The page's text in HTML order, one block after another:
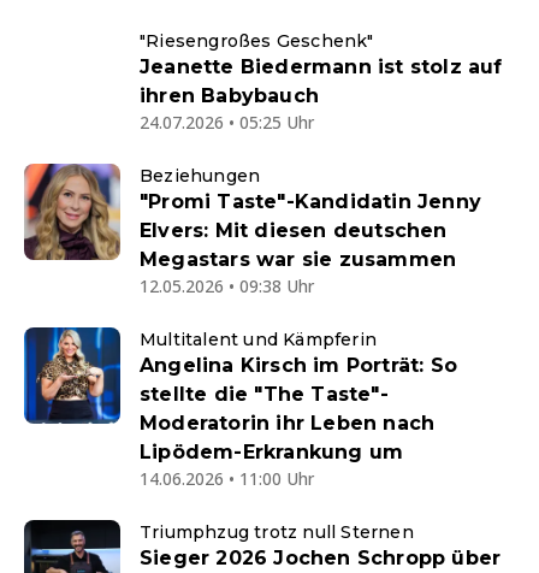
"Riesengroßes Geschenk"
Jeanette Biedermann ist stolz auf
ihren Babybauch
24.07.2026 • 05:25 Uhr
Beziehungen
"Promi Taste"-Kandidatin Jenny
Elvers: Mit diesen deutschen
Megastars war sie zusammen
12.05.2026 • 09:38 Uhr
Multitalent und Kämpferin
Angelina Kirsch im Porträt: So
stellte die "The Taste"-
Moderatorin ihr Leben nach
Lipödem-Erkrankung um
14.06.2026 • 11:00 Uhr
Triumphzug trotz null Sternen
Sieger 2026 Jochen Schropp über